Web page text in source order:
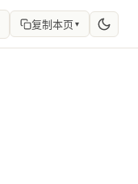
复制本页▾